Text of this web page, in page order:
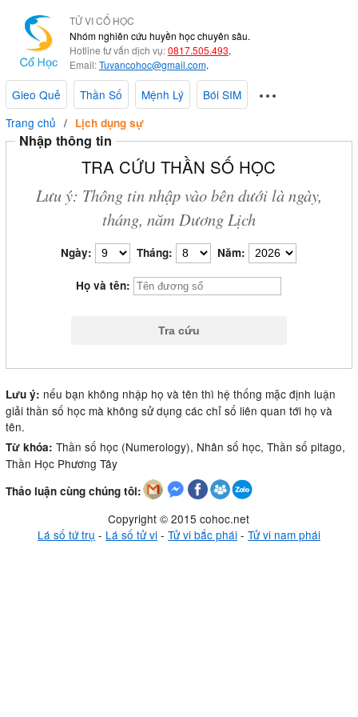
TỬ VI CỔ HỌC
Nhóm nghiên cứu huyền học chuyên sâu.
Hotline tư vấn dịch vụ:0817.505.493.
Email:Tuvancohoc@gmail.com.
Gieo Quẻ Thần Số Mệnh Lý
Bói SIM
Trang chủ
Lịch dụng sự
Nhập thông tin
TRA CỨU THẦN SỐ HỌC
Lưu ý: Thông tin nhập vào bên dưới là ngày,
tháng, năm Dương Lịch
Ngày: Tháng: Năm:
Họ và tên:
Lưu ý: nếu bạn không nhập họ và tên thì hệ thống mặc định luận
giải thần số học mà không sử dụng các chỉ số liên quan tới họ và
tên.
Từ khóa: Thần số học (Numerology), Nhân số học, Thần số pitago,
Thần Học Phương Tây
Thảo luận cùng chúng tôi:
Copyright © 2015 cohoc.net
Lá số tứ trụ - Lá số tử vi- Tử vi bắc phái- Tử vi nam phái